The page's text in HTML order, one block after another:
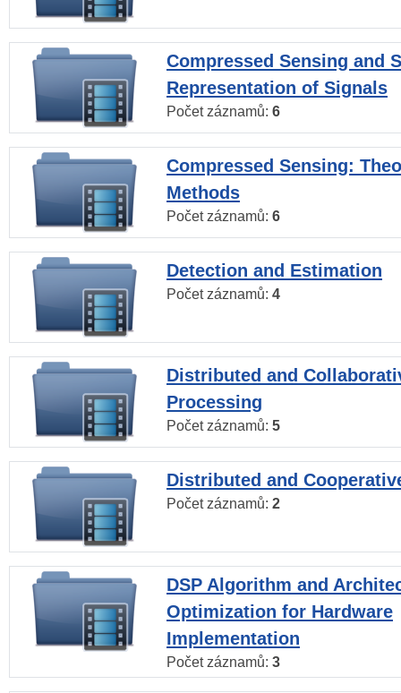
Compressed Sensing and
Representation of Signals
Počet záznamů: 6
Compressed Sensing:
Methods
Počet záznamů: 6
Detection and Estimation
Počet záznamů: 4
Distributed and
Processing
Počet záznamů: 5
Distributed and
Počet záznamů: 2
DSP Algorithm and
Optimization for Hardware
Implementation
Počet záznamů: 3